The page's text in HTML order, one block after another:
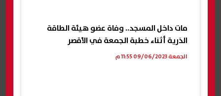
مات داخل المسجد.. وفاة عضو هيئة الطاقة
الذرية أثناء خطبة الجمعة في الأقصر
الجمعة 09/06/2023 11:55 م